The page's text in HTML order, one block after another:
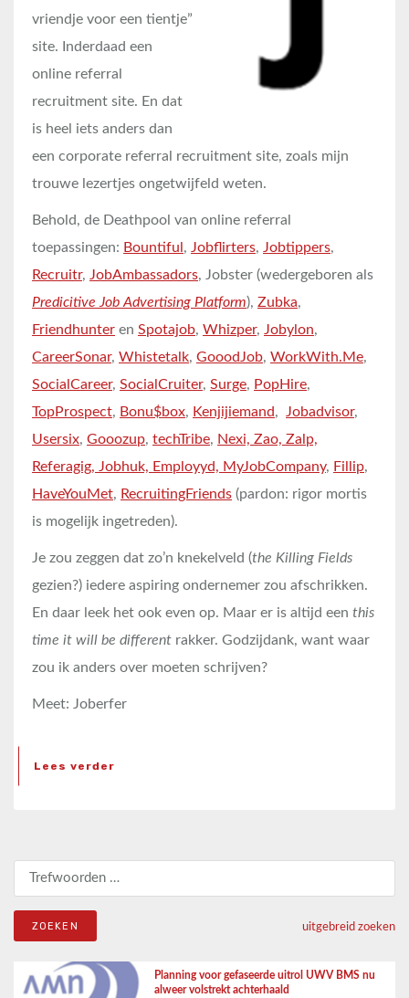
vriendje voor een tientje”
site. Inderdaad een
online referral
recruitment site. En dat
is heel iets anders dan
een corporate referral recruitment site, zoals mijn
trouwe lezertjes ongetwijfeld weten.
Behold, de Deathpool van online referral
toepassingen: Bountiful , Jobflirters, Jobtippers,
Recruitr, JobAmbassadors, Jobster (wedergeboren als
Predicitive Job Advertising Platform), Zubka,
Friendhunter en Spotajob, Whizper, Jobylon,
CareerSonar, Whistetalk, GooodJob, WorkWith.Me,
SocialCareer, SocialCruiter, Surge, PopHire,
TopProspect, Bonu$box, Kenjijiemand, Jobadvisor,
Usersix, Gooozup, techTribe, Nexi, Zao, Zalp,
Referagig, Jobhuk, Employyd, MyJobCompany, Fillip,
HaveYouMet, RecruitingFriends (pardon: rigor mortis
is mogelijk ingetreden).
Je zou zeggen dat zo’n knekelveld (the Killing Fields
gezien?) iedere aspiring ondernemer zou afschrikken.
En daar leek het ook even op. Maar er is altijd een this
time it will be different rakker. Godzijdank, want waar
zou ik anders over moeten schrijven?
Meet: Joberfer
Lees verder
Zoeken naar:
uitgebreid zoeken
Planning voor gefaseerde uitrol UWV BMS nu
alweer volstrekt achterhaald